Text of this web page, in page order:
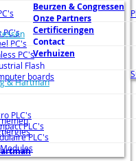
PC's
PC's
PC's
Flash
boards
PLC's
PLC's
PLC's
Beurzen & Congressen
Onze Partners
Certificeringen
Contact
Verhuizen
& Hartman